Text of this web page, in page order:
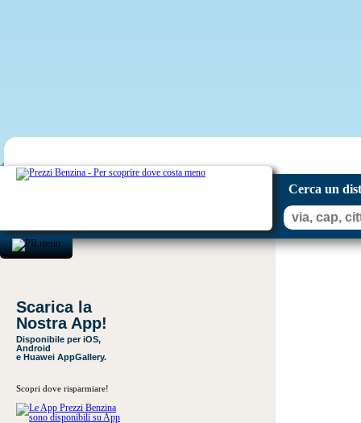
Cerca un
Scarica la
Nostra App!
Disponibile per iOS,
Android
e Huawei AppGallery.
Scopri dove risparmiare!